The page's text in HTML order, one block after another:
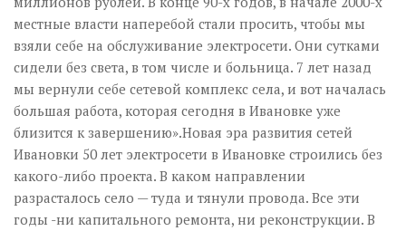
местные власти наперебой стали просить, чтобы мы
взяли себе на обслуживание электросети. Они сутками
сидели без света, в том числе и больница. 7 лет назад
мы вернули себе сетевой комплекс села, и вот началась
большая работа, которая сегодня в Ивановке уже
близится к завершению».Новая эра развития сетей
Ивановки 50 лет электросети в Ивановке строились без
какого-либо проекта. В каком направлении
разрасталось село — туда и тянули провода. Все эти
годы -ни капитального ремонта, ни реконструкции. В